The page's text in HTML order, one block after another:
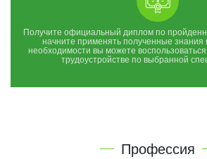
Получите официальный диплом по
начните применять полученные знания
необходимости вы можете
трудоустройстве по выбранной
Профессия